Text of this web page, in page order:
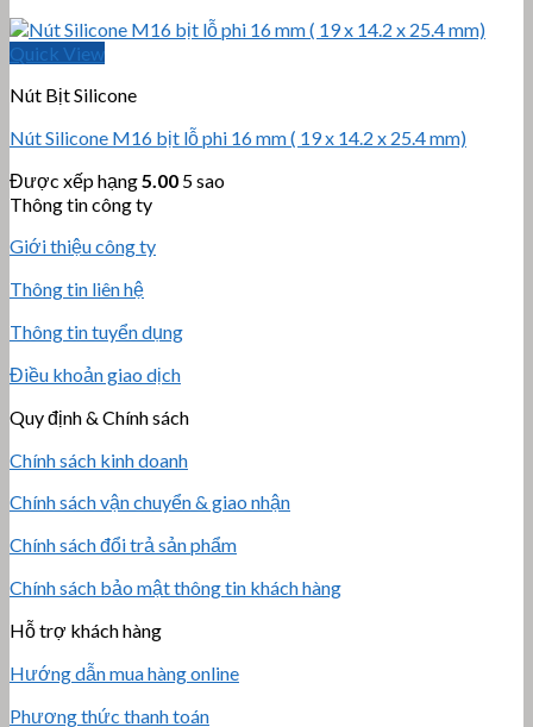
Quick View
Nút Bịt Silicone
Nút Silicone M16 bịt lỗ phi 16 mm ( 19 x 14.2 x 25.4 mm)
Được xếp hạng5.00 5 sao
Thông tin công ty
Giới thiệu công ty
Thông tin liên hệ
Thông tin tuyển dụng
Điều khoản giao dịch
Quy định & Chính sách
Chính sách kinh doanh
Chính sách vận chuyển & giao nhận
Chính sách đổi trả sản phẩm
Chính sách bảo mật thông tin khách hàng
Hỗ trợ khách hàng
Hướng dẫn mua hàng online
Phương thức thanh toán